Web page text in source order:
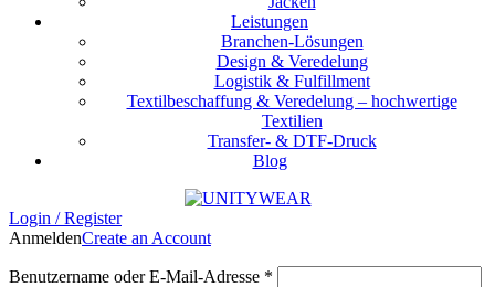
Leistungen
Branchen-Lösungen
Design & Veredelung
Logistik & Fulfillment
Textilbeschaffung & Veredelung – hochwertige
Textilien
Transfer- & DTF-Druck
Blog
Login / Register
AnmeldenCreate an Account
Benutzername oder E-Mail-Adresse *